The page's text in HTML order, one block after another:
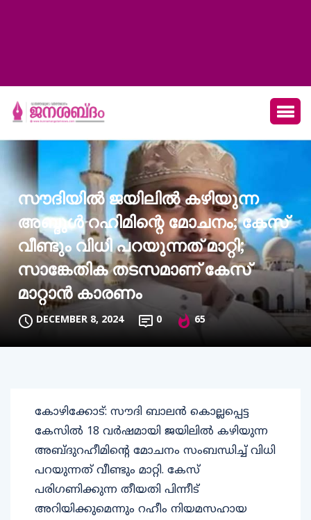
സൗദിയില്‍ ജയിലില്‍ കഴിയുന്ന
അബ്ദുള്‍ റഹിമിന്റെ മോചനം; കേസ്
വീണ്ടും വിധി പറയുന്നത് മാറ്റി;
സാങ്കേതിക തടസമാണ് കേസ്
മാറ്റാന്‍ കാരണം
DECEMBER 8, 2024 0 65
കോഴിക്കോട്: സൗദി ബാലന്‍ കൊല്ലപ്പെട്ട
കേസില്‍ 18 വര്‍ഷമായി ജയിലില്‍ കഴിയുന്ന
അബ്ദുറഹീമിന്റെ മോചനം സംബന്ധിച്ച് വിധി
പറയുന്നത് വീണ്ടും മാറ്റി. കേസ്
പരിഗണിക്കുന്ന തീയതി പിന്നീട്
അറിയിക്കുമെന്നും റഹീം നിയമസഹായ